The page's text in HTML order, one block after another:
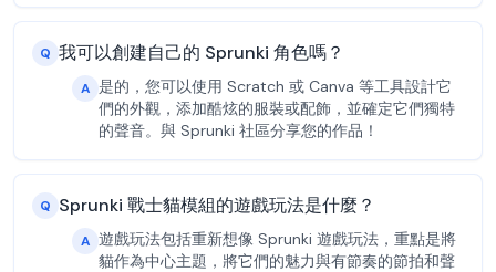
Q 我可以創建自己的 Sprunki 角色嗎？
A 是的，您可以使用 Scratch 或 Canva 等工具設計它
們的外觀，添加酷炫的服裝或配飾，並確定它們獨特
的聲音。與 Sprunki 社區分享您的作品！
Q Sprunki 戰士貓模組的遊戲玩法是什麼？
A 遊戲玩法包括重新想像 Sprunki 遊戲玩法，重點是將
貓作為中心主題，將它們的魅力與有節奏的節拍和聲